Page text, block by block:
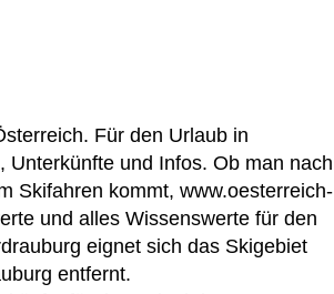
Für den Urlaub in
und Infos. Ob man nach
Skifahren kommt, www.oesterreich-
und alles Wissenswerte für den
eignet sich das Skigebiet
entfernt.